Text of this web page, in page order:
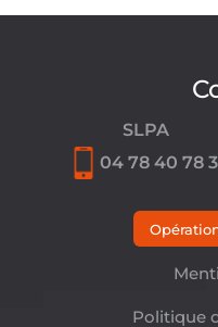
SLPA
04 78 40 78
Politique